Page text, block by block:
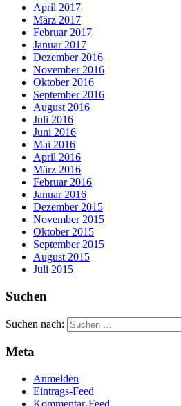
April 2017
März 2017
Februar 2017
Januar 2017
Dezember 2016
November 2016
Oktober 2016
September 2016
August 2016
Juli 2016
Juni 2016
Mai 2016
April 2016
März 2016
Februar 2016
Januar 2016
Dezember 2015
November 2015
Oktober 2015
September 2015
August 2015
Juli 2015
Suchen
Suchen nach:
Meta
Anmelden
Eintrags-Feed
Kommentar-Feed